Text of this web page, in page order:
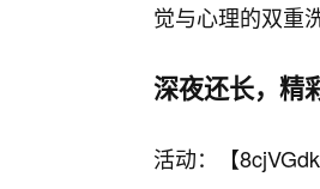
觉与心理的双重
深夜还长，精
活动：【